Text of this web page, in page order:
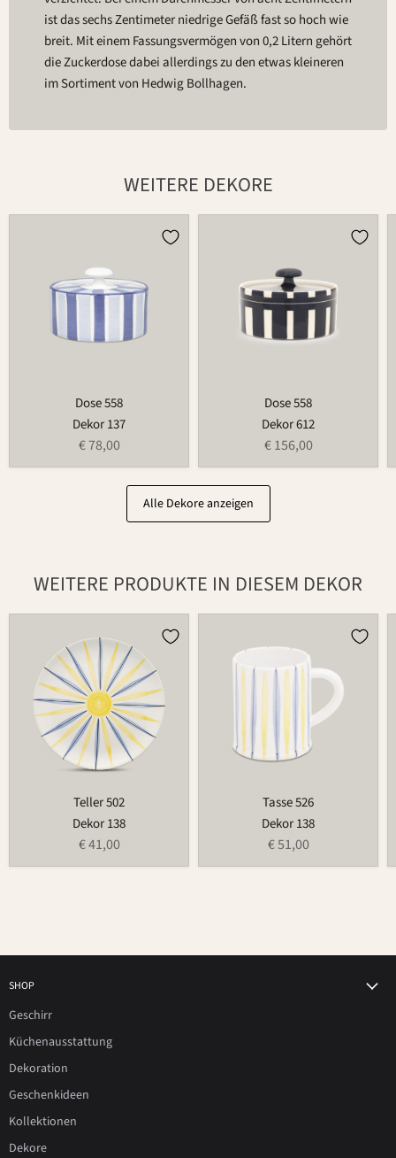
ist das sechs Zentimeter niedrige Gefäß fast so hoch wie
breit. Mit einem Fassungsvermögen von 0,2 Litern gehört
die Zuckerdose dabei allerdings zu den etwas kleineren
im Sortiment von Hedwig Bollhagen.
WEITERE DEKORE
Dose 558
Dekor 137
€ 78,00
Dose 558
Dekor 612
€ 156,00
Alle Dekore anzeigen
WEITERE PRODUKTE IN DIESEM DEKOR
Teller 502
Dekor 138
€ 41,00
Tasse 526
Dekor 138
€ 51,00
SHOP
Geschirr
Küchenausstattung
Dekoration
Geschenkideen
Kollektionen
Dekore